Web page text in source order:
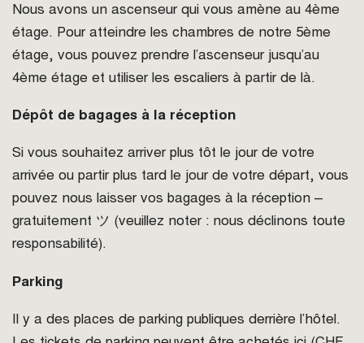
Nous avons un ascenseur qui vous amène au 4ème
étage. Pour atteindre les chambres de notre 5ème
étage, vous pouvez prendre l’ascenseur jusqu’au
4ème étage et utiliser les escaliers à partir de là.
Dépôt de bagages à la réception
Si vous souhaitez arriver plus tôt le jour de votre
arrivée ou partir plus tard le jour de votre départ, vous
pouvez nous laisser vos bagages à la réception –
gratuitement ツ (veuillez noter : nous déclinons toute
responsabilité).
Parking
Il y a des places de parking publiques derrière l’hôtel.